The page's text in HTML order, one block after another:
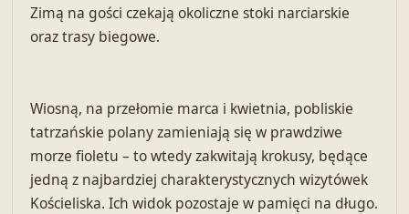
Zimą na gości czekają okoliczne stoki narciarskie
oraz trasy biegowe.
Wiosną, na przełomie marca i kwietnia, pobliskie
tatrzańskie polany zamieniają się w prawdziwe
morze fioletu – to wtedy zakwitają krokusy, będące
jedną z najbardziej charakterystycznych wizytówek
Kościeliska. Ich widok pozostaje w pamięci na długo.